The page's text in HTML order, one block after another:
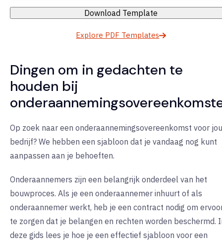
Download Template
Explore PDF Templates
Dingen om in gedachten te
houden bij
Op zoek naar een onderaannemingsovereenkomst voor
bedrijf? We hebben een sjabloon dat je vandaag nog kunt
aanpassen aan je behoeften.
Onderaannemers zijn een belangrijk onderdeel van het
bouwproces. Als je een onderaannemer inhuurt of als
onderaannemer werkt, heb je een contract nodig om
te zorgen dat je belangen en rechten worden beschermd.
deze gids lees je hoe je een effectief sjabloon voor een